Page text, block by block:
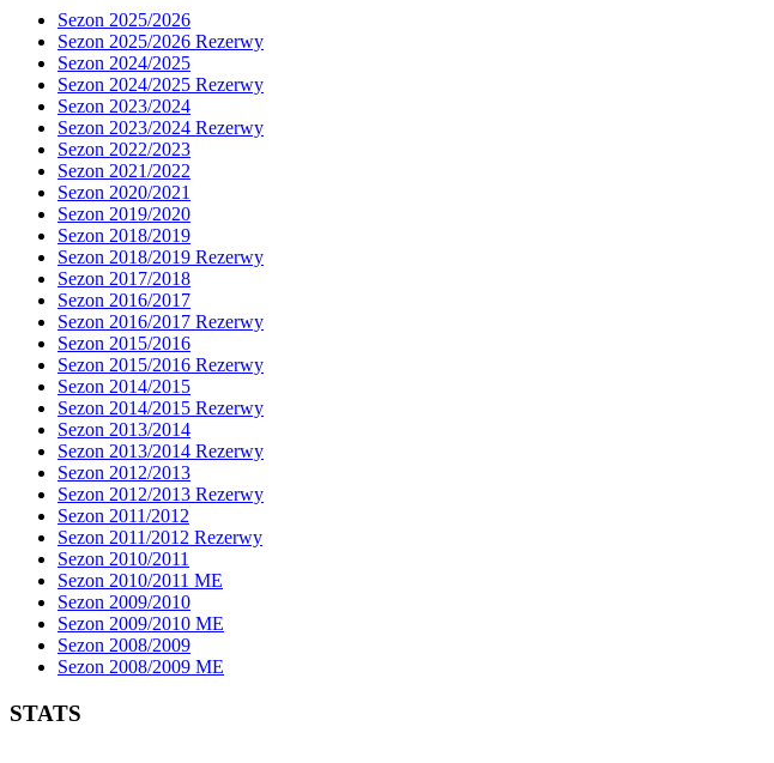
Sezon 2025/2026
Sezon 2025/2026 Rezerwy
Sezon 2024/2025
Sezon 2024/2025 Rezerwy
Sezon 2023/2024
Sezon 2023/2024 Rezerwy
Sezon 2022/2023
Sezon 2021/2022
Sezon 2020/2021
Sezon 2019/2020
Sezon 2018/2019
Sezon 2018/2019 Rezerwy
Sezon 2017/2018
Sezon 2016/2017
Sezon 2016/2017 Rezerwy
Sezon 2015/2016
Sezon 2015/2016 Rezerwy
Sezon 2014/2015
Sezon 2014/2015 Rezerwy
Sezon 2013/2014
Sezon 2013/2014 Rezerwy
Sezon 2012/2013
Sezon 2012/2013 Rezerwy
Sezon 2011/2012
Sezon 2011/2012 Rezerwy
Sezon 2010/2011
Sezon 2010/2011 ME
Sezon 2009/2010
Sezon 2009/2010 ME
Sezon 2008/2009
Sezon 2008/2009 ME
STATS